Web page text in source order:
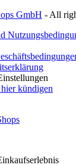
GmbH - All
kündigen